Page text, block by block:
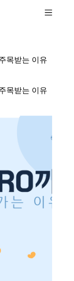
목받는 이유
목받는 이유